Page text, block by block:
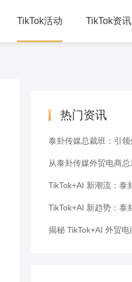
TikTok活动
线下交流
TikTok资讯
跨境资讯
热门资讯